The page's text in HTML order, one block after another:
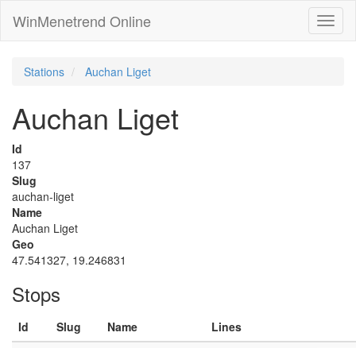
WinMenetrend Online
Stations Auchan Liget
Auchan Liget
Id
137
Slug
auchan-liget
Name
Auchan Liget
Geo
47.541327, 19.246831
Stops
Id Slug Name
Lines